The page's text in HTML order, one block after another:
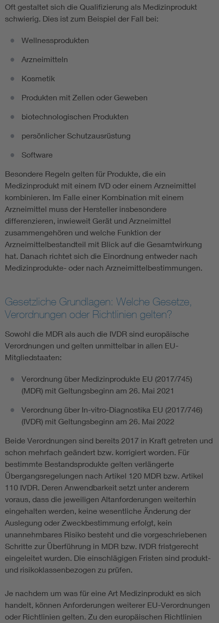
Oft gestaltet sich die Qualifizierung als Medizinprodukt
schwierig. Dies ist zum Beispiel der Fall bei:
Wellnessprodukten
Arzneimitteln
Kosmetik
Produkten mit Zellen oder Geweben
biotechnologischen Produkten
persönlicher Schutzausrüstung
Software
Besondere Regeln gelten für Produkte, die ein
Medizinprodukt mit einem IVD oder einem Arzneimittel
kombinieren. Im Falle einer Kombination mit einem
Arzneimittel muss der Hersteller insbesondere
differenzieren, inwieweit Gerät und Arzneimittel
zusammengehören und welche Funktion der
Arzneimittelbestandteil mit Blick auf die Gesamtwirkung
hat. Danach richtet sich die Einordnung entweder nach
Medizinprodukte- oder nach Arzneimittelbestimmungen.
Gesetzliche Grundlagen: Welche Gesetze,
Verordnungen oder Richtlinien gelten?
Sowohl die MDR als auch die IVDR sind europäische
Verordnungen und gelten unmittelbar in allen EU-
Mitgliedstaaten:
Verordnung über Medizinprodukte EU (2017/745)
(MDR) mit Geltungsbeginn am 26. Mai 2021
Verordnung über In-vitro-Diagnostika EU (2017/746)
(IVDR) mit Geltungsbeginn am 26. Mai 2022
Beide Verordnungen sind bereits 2017 in Kraft getreten und
schon mehrfach geändert bzw. korrigiert worden. Für
bestimmte Bestandsprodukte gelten verlängerte
Übergangsregelungen nach Artikel 120 MDR bzw. Artikel
110 IVDR. Deren Anwendbarkeit setzt unter anderem
voraus, dass die jeweiligen Altanforderungen weiterhin
eingehalten werden, keine wesentliche Änderung der
Auslegung oder Zweckbestimmung erfolgt, kein
unannehmbares Risiko besteht und die vorgeschriebenen
Schritte zur Überführung in MDR bzw. IVDR fristgerecht
eingeleitet wurden. Die einschlägigen Fristen sind produkt-
und risikoklassenbezogen zu prüfen.
Je nachdem um was für eine Art Medizinprodukt es sich
handelt, können Anforderungen weiterer EU-Verordnungen
oder Richtlinien gelten. Zu den europäischen Richtlinien